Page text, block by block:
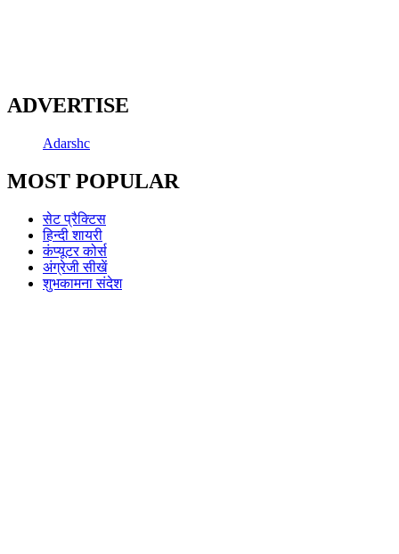
ADVERTISE
Adarshc
MOST POPULAR
सेट प्रैक्टिस
हिन्दी शायरी
कंप्यूटर कोर्स
अंग्रेजी सीखें
शुभकामना संदेश